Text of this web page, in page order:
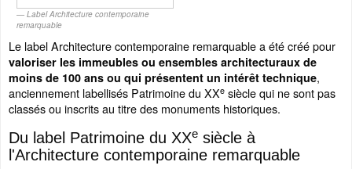
Label Architecture contemporaine
remarquable
Le label Architecture contemporaine remarquable a été créé pour
valoriser les immeubles ou ensembles architecturaux de
moins de 100 ans ou qui présentent un intérêt technique,
anciennement labellisés Patrimoine du XXe siècle qui ne sont pas
classés ou inscrits au titre des monuments historiques.
Du label Patrimoine du XXe siècle à
l'Architecture contemporaine remarquable